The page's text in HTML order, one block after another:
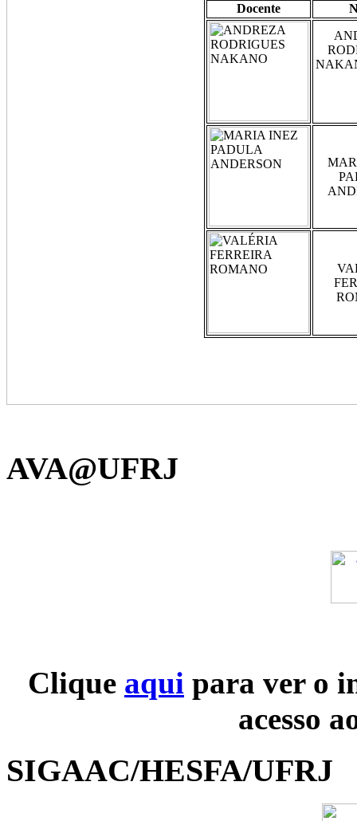
Docente
AVA@UFRJ
Clique aqui para ver o
acesso
SIGAAC/HESFA/UFRJ